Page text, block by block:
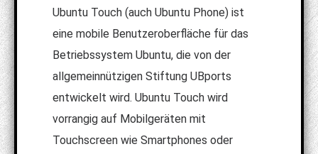
Ubuntu Touch (auch Ubuntu Phone) ist
eine mobile Benutzeroberfläche für das
Betriebssystem Ubuntu, die von der
allgemeinnützigen Stiftung UBports
entwickelt wird. Ubuntu Touch wird
vorrangig auf Mobilgeräten mit
Touchscreen wie Smartphones oder